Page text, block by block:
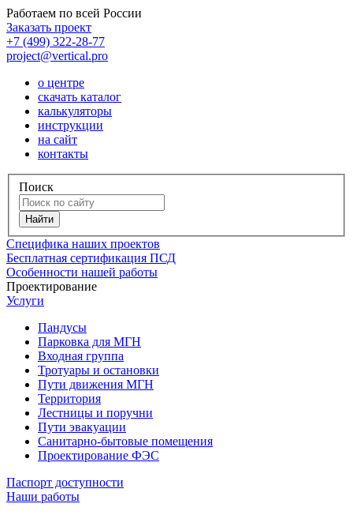
Работаем по всей России
Заказать проект
+7 (499) 322-28-77
project@vertical.pro
о центре
скачать каталог
калькуляторы
инструкции
на сайт
контакты
Поиск
Специфика наших проектов
Бесплатная сертификация ПСД
Особенности нашей работы
Проектирование
Услуги
Пандусы
Парковка для МГН
Входная группа
Тротуары и остановки
Пути движения МГН
Территория
Лестницы и поручни
Пути эвакуации
Санитарно-бытовые помещения
Проектирование ФЭС
Паспорт доступности
Наши работы